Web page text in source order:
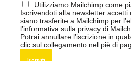
Utilizziamo Mailchimp come
Iscrivendoti alla newsletter
siano trasferite a Mailchimp per
l’informativa sulla privacy di
Potrai annullare l’iscrizione in
clic sul collegamento nel piè di